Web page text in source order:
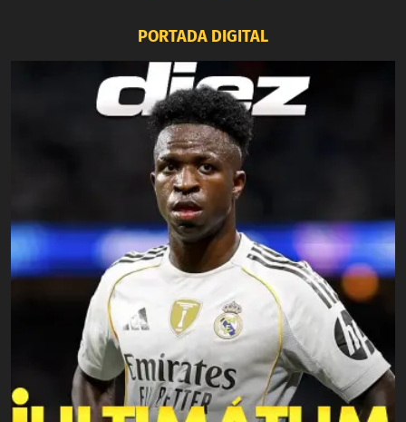
PORTADA DIGITAL